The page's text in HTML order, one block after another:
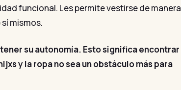
funcional. Les permite vestirse de manera
mismos.
su autonomía. Esto significa encontrar
y la ropa no sea un obstáculo más para